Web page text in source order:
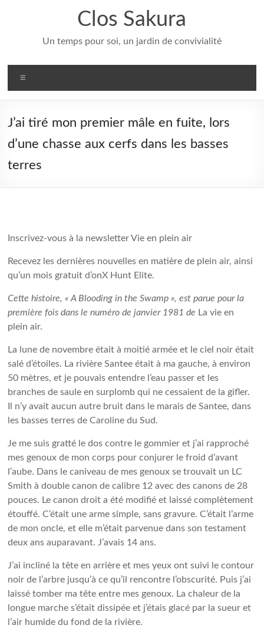
Clos Sakura
Un temps pour soi, un jardin de convivialité
J’ai tiré mon premier mâle en fuite, lors
d’une chasse aux cerfs dans les basses
terres
Inscrivez-vous à la newsletter Vie en plein air
Recevez les dernières nouvelles en matière de plein air, ainsi
qu’un mois gratuit d’onX Hunt Elite.
Cette histoire, « A Blooding in the Swamp », est parue pour la
première fois dans le numéro de janvier 1981 de La vie en
plein air.
La lune de novembre était à moitié armée et le ciel noir était
salé d’étoiles. La rivière Santee était à ma gauche, à environ
50 mètres, et je pouvais entendre l’eau passer et les
branches de saule en surplomb qui ne cessaient de la gifler.
Il n’y avait aucun autre bruit dans le marais de Santee, dans
les basses terres de Caroline du Sud.
Je me suis gratté le dos contre le gommier et j’ai rapproché
mes genoux de mon corps pour conjurer le froid d’avant
l’aube. Dans le caniveau de mes genoux se trouvait un LC
Smith à double canon de calibre 12 avec des canons de 28
pouces. Le canon droit a été modifié et laissé complètement
étouffé. C’était une arme simple, sans gravure. C’était l’arme
de mon oncle, et elle m’était parvenue dans son testament
deux ans auparavant. J’avais 14 ans.
J’ai incliné la tête en arrière et mes yeux ont suivi le contour
noir de l’arbre jusqu’à ce qu’il rencontre l’obscurité. Puis j’ai
laissé tomber ma tête entre mes genoux. La chaleur de la
longue marche s’était dissipée et j’étais glacé par la sueur et
l’air humide du fond de la rivière.